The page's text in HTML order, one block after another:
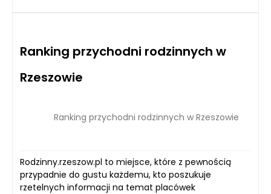
Ranking przychodni rodzinnych w
Rzeszowie
Ranking przychodni rodzinnych w Rzeszowie
Rodzinny.rzeszow.pl to miejsce, które z pewnością
przypadnie do gustu każdemu, kto poszukuje
rzetelnych informacji na temat placówek